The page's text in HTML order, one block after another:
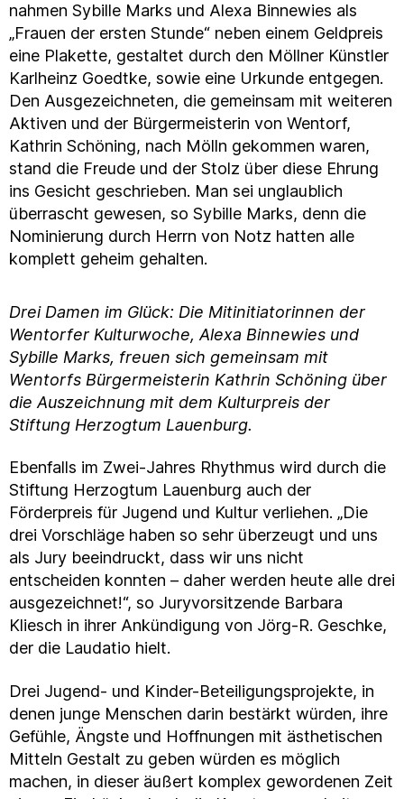
nahmen Sybille Marks und Alexa Binnewies als
„Frauen der ersten Stunde“ neben einem Geldpreis
eine Plakette, gestaltet durch den Möllner Künstler
Karlheinz Goedtke, sowie eine Urkunde entgegen.
Den Ausgezeichneten, die gemeinsam mit weiteren
Aktiven und der Bürgermeisterin von Wentorf,
Kathrin Schöning, nach Mölln gekommen waren,
stand die Freude und der Stolz über diese Ehrung
ins Gesicht geschrieben. Man sei unglaublich
überrascht gewesen, so Sybille Marks, denn die
Nominierung durch Herrn von Notz hatten alle
komplett geheim gehalten.
Drei Damen im Glück: Die Mitinitiatorinnen der
Wentorfer Kulturwoche, Alexa Binnewies und
Sybille Marks, freuen sich gemeinsam mit
Wentorfs Bürgermeisterin Kathrin Schöning über
die Auszeichnung mit dem Kulturpreis der
Stiftung Herzogtum Lauenburg.
Ebenfalls im Zwei-Jahres Rhythmus wird durch die
Stiftung Herzogtum Lauenburg auch der
Förderpreis für Jugend und Kultur verliehen. „Die
drei Vorschläge haben so sehr überzeugt und uns
als Jury beeindruckt, dass wir uns nicht
entscheiden konnten – daher werden heute alle drei
ausgezeichnet!“, so Juryvorsitzende Barbara
Kliesch in ihrer Ankündigung von Jörg-R. Geschke,
der die Laudatio hielt.
Drei Jugend- und Kinder-Beteiligungsprojekte, in
denen junge Menschen darin bestärkt würden, ihre
Gefühle, Ängste und Hoffnungen mit ästhetischen
Mitteln Gestalt zu geben würden es möglich
machen, in dieser äußert komplex gewordenen Zeit